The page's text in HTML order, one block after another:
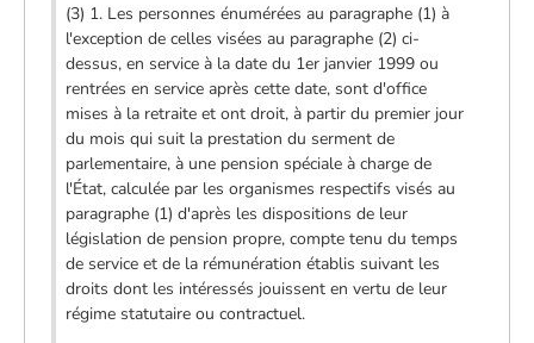
(3) 1. Les personnes énumérées au paragraphe (1) à
l'exception de celles visées au paragraphe (2) ci-
dessus, en service à la date du 1er janvier 1999 ou
rentrées en service après cette date, sont d'office
mises à la retraite et ont droit, à partir du premier jour
du mois qui suit la prestation du serment de
parlementaire, à une pension spéciale à charge de
l'État, calculée par les organismes respectifs visés au
paragraphe (1) d'après les dispositions de leur
législation de pension propre, compte tenu du temps
de service et de la rémunération établis suivant les
droits dont les intéressés jouissent en vertu de leur
régime statutaire ou contractuel.